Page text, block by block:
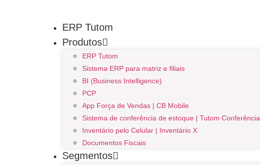
ERP Tutom
Produtos
ERP Tutom
Sistema ERP para matriz e filiais
BI (Business Intelligence)
PCP
App Força de Vendas | CB Mobile
Sistema de conferência de estoque | Tutom Conferência
Inventário pelo Celular | Inventário X
Documentos Fiscais
Segmentos